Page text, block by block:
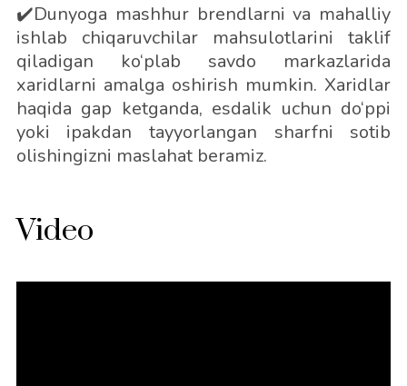
✔️Dunyoga mashhur brendlarni va mahalliy
ishlab chiqaruvchilar mahsulotlarini taklif
qiladigan ko‘plab savdo markazlarida
xaridlarni amalga oshirish mumkin. Xaridlar
haqida gap ketganda, esdalik uchun do‘ppi
yoki ipakdan tayyorlangan sharfni sotib
olishingizni maslahat beramiz.
Video